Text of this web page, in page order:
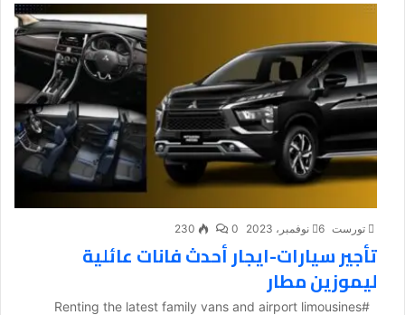
تورست 6 نوفمبر، 2023 0
230
تأجير سيارات-ايجار أحدث فانات عائلية
ليموزين مطار
#Renting the latest family vans and airport limousines